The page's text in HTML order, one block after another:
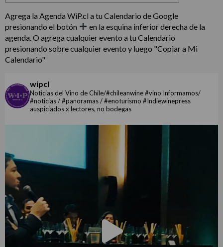
Agrega la Agenda WiP.cl a tu Calendario de Google
presionando el botón
en la esquina inferior derecha de la
agenda. O agrega cualquier evento a tu Calendario
presionando sobre cualquier evento y luego "Copiar a Mi
Calendario"
wipcl
Noticias del Vino de Chile/#chileanwine #vino Informamos/
#noticias / #panoramas / #enoturismo #Indiewinepress
auspiciados x lectores, no bodegas